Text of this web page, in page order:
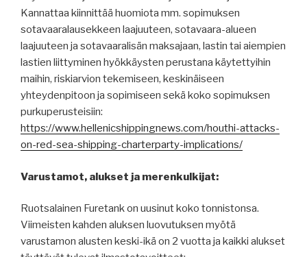
Kannattaa kiinnittää huomiota mm. sopimuksen
sotavaaralausekkeen laajuuteen, sotavaara-alueen
laajuuteen ja sotavaaralisän maksajaan, lastin tai aiempien
lastien liittyminen hyökkäysten perustana käytettyihin
maihin, riskiarvion tekemiseen, keskinäiseen
yhteydenpitoon ja sopimiseen sekä koko sopimuksen
purkuperusteisiin:
https://www.hellenicshippingnews.com/houthi-attacks-
on-red-sea-shipping-charterparty-implications/
Varustamot, alukset ja merenkulkijat:
Ruotsalainen Furetank on uusinut koko tonnistonsa.
Viimeisten kahden aluksen luovutuksen myötä
varustamon alusten keski-ikä on 2 vuotta ja kaikki alukset